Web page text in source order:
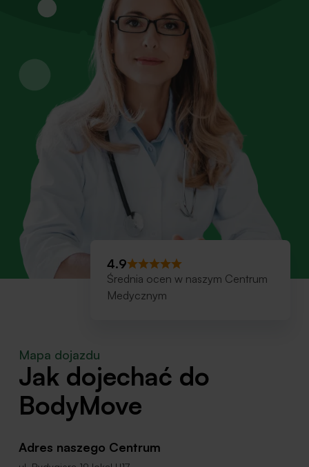
4.9
Średnia ocen w naszym Centrum
Medycznym
Mapa dojazdu
Jak dojechać do
BodyMove
Adres naszego Centrum